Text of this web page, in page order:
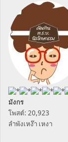
มังกร
โพสต์: 20,923
ลำพังเหง๊า เหงา